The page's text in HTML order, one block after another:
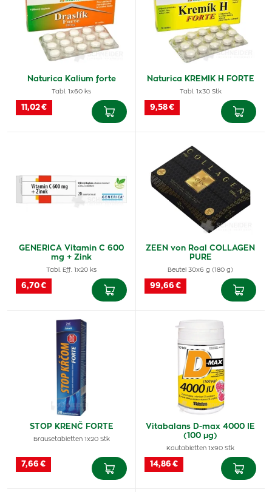
Naturica Kalium forte
Tabl. 1x60 ks
11,02 €
Naturica KREMIK H FORTE
Tabl. 1x30 Stk
9,58 €
GENERICA Vitamin C 600
mg + Zink
Tabl. Eff. 1x20 ks
6,70 €
ZEEN von Roal COLLAGEN
PURE
Beutel 30x6 g (180 g)
99,66 €
STOP KRENČ FORTE
Brausetabletten 1x20 Stk
7,66 €
Vitabalans D-max 4000 IE
(100 µg)
Kautabletten 1x90 Stk
14,86 €